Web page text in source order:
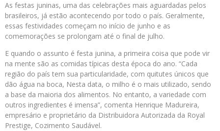
As festas juninas, uma das celebrações mais aguardadas pelos
brasileiros, já estão acontecendo por todo o país. Geralmente,
essas festividades começam no início de junho e as
comemorações se prolongam até o final de julho.
E quando o assunto é festa junina, a primeira coisa que pode vir
na mente são as comidas típicas desta época do ano. “Cada
região do país tem sua particularidade, com quitutes únicos que
dão água na boca, Nesta data, o milho é o mais utilizado, sendo
a base da maioria dos alimentos. No entanto, a variedade com
outros ingredientes é imensa”, comenta Henrique Madureira,
empresário e proprietário da Distribuidora Autorizada da Royal
Prestige, Cozimento Saudável.